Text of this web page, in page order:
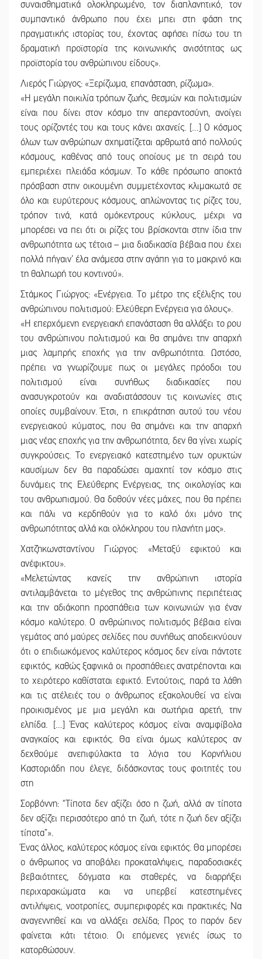
συναισθηματικά ολοκληρωμένο, τον διαπλανητικό, τον
συμπαντικό άνθρωπο που έχει μπει στη φάση της
πραγματικής ιστορίας του, έχοντας αφήσει πίσω του τη
δραματική προϊστορία της κοινωνικής ανισότητας ως
προϊστορία του ανθρώπινου είδους».
Λιερός Γιώργος: «Ξερίζωμα, επανάσταση, ρίζωμα».
«Η μεγάλη ποικιλία τρόπων ζωής, θεσμών και πολιτισμών
είναι που δίνει στον κόσμο την απεραντοσύνη, ανοίγει
τους ορίζοντές του και τους κάνει αχανείς. […] Ο κόσμος
όλων των ανθρώπων σχηματίζεται αρθρωτά από πολλούς
κόσμους, καθένας από τους οποίους με τη σειρά του
εμπεριέχει πλειάδα κόσμων. Το κάθε πρόσωπο αποκτά
πρόσβαση στην οικουμένη συμμετέχοντας κλιμακωτά σε
όλο και ευρύτερους κόσμους, απλώνοντας τις ρίζες του,
τρόπον τινά, κατά ομόκεντρους κύκλους, μέχρι να
μπορέσει να πει ότι οι ρίζες του βρίσκονται στην ίδια την
ανθρωπότητα ως τέτοια – μια διαδικασία βέβαια που έχει
πολλά πήγαιν’ έλα ανάμεσα στην αγάπη για το μακρινό και
τη θαλπωρή του κοντινού».
Στάμκος Γιώργος: «Ενέργεια. Το μέτρο της εξέλιξης του
ανθρώπινου πολιτισμού: Ελεύθερη Ενέργεια για όλους».
«Η επερχόμενη ενεργειακή επανάσταση θα αλλάξει το ρου
του ανθρώπινου πολιτισμού και θα σημάνει την απαρχή
μιας λαμπρής εποχής για την ανθρωπότητα. Ωστόσο,
πρέπει να γνωρίζουμε πως οι μεγάλες πρόοδοι του
πολιτισμού είναι συνήθως διαδικασίες που
ανασυγκροτούν και αναδιατάσσουν τις κοινωνίες στις
οποίες συμβαίνουν. Έτσι, η επικράτηση αυτού του νέου
ενεργειακού κύματος, που θα σημάνει και την απαρχή
μιας νέας εποχής για την ανθρωπότητα, δεν θα γίνει χωρίς
συγκρούσεις. Το ενεργειακό κατεστημένο των ορυκτών
καυσίμων δεν θα παραδώσει αμαχητί τον κόσμο στις
δυνάμεις της Ελεύθερης Ενέργειας, της οικολογίας και
του ανθρωπισμού. Θα δοθούν νέες μάχες, που θα πρέπει
και πάλι να κερδηθούν για το καλό όχι μόνο της
ανθρωπότητας αλλά και ολόκληρου του πλανήτη μας».
Χατζηκωνσταντίνου Γιώργος: «Μεταξύ εφικτού και
ανέφικτου».
«Μελετώντας κανείς την ανθρώπινη ιστορία
αντιλαμβάνεται το μέγεθος της ανθρώπινης περιπέτειας
και την αδιάκοπη προσπάθεια των κοινωνιών για έναν
κόσμο καλύτερο. Ο ανθρώπινος πολιτισμός βέβαια είναι
γεμάτος από μαύρες σελίδες που συνήθως αποδεικνύουν
ότι ο επιδιωκόμενος καλύτερος κόσμος δεν είναι πάντοτε
εφικτός, καθώς ξαφνικά οι προσπάθειες ανατρέπονται και
το χειρότερο καθίσταται εφικτό. Εντούτοις, παρά τα λάθη
και τις ατέλειές του ο άνθρωπος εξακολουθεί να είναι
προικισμένος με μια μεγάλη και σωτήρια αρετή, την
ελπίδα. […] Ένας καλύτερος κόσμος είναι αναμφίβολα
αναγκαίος και εφικτός. Θα είναι όμως καλύτερος αν
δεχθούμε ανεπιφύλακτα τα λόγια του Κορνήλιου
Καστοριάδη που έλεγε, διδάσκοντας τους φοιτητές του
στη
Σορβόννη: “Τίποτα δεν αξίζει όσο η ζωή, αλλά αν τίποτα
δεν αξίζει περισσότερο από τη ζωή, τότε η ζωή δεν αξίζει
τίποτα”».
Ένας άλλος, καλύτερος κόσμος είναι εφικτός. Θα μπορέσει
ο άνθρωπος να αποβάλει προκαταλήψεις, παραδοσιακές
βεβαιότητες, δόγματα και σταθερές, να διαρρήξει
περιχαρακώματα και να υπερβεί κατεστημένες
αντιλήψεις, νοοτροπίες, συμπεριφορές και πρακτικές; Να
αναγεννηθεί και να αλλάξει σελίδα; Προς το παρόν δεν
φαίνεται κάτι τέτοιο. Οι επόμενες γενιές ίσως το
κατορθώσουν.